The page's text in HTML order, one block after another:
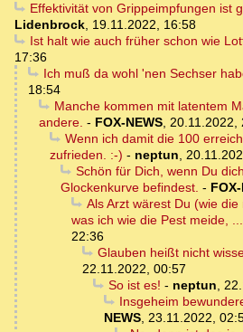
Effektivität von Grippeimpfungen ist
Lidenbrock 19.11.2022, 16:58
Ist halt wie auch früher schon wie
17:36
Ich muß da wohl 'nen Sechser
18:54
Manche kommen mit latentem
andere. - FOX-NEWS 20.11.2022,
Wenn ich damit die 100
zufrieden. :-) - neptun
Schön für Dich, wenn Du
Glockenkurve befindest. -
Als Arzt wärest Du (wie
was ich wie die Pest meide, ...
22:36
Glauben heißt nicht
22.11.2022, 00:57
So ist es! - neptun
Insgeheim
NEWS 23.11.2022,